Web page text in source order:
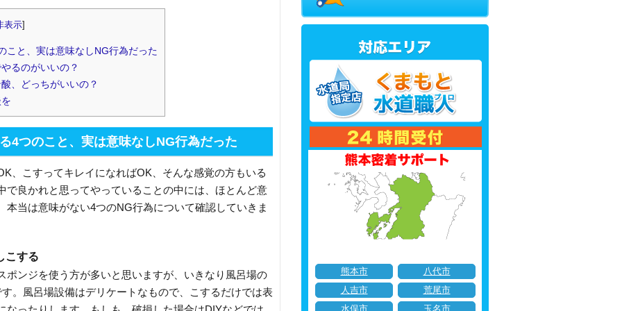
表示]
と、実は意味なしNG行為だった
るのがいいの？
、どっちがいいの？
4つのこと、実は意味なしNG行為だった
、こすってキレイになればOK、そんな感覚の方もいる
で良かれと思ってやっていることの中には、ほとんど意
本当は意味がない4つのNG行為について確認していきま
こする
ポンジを使う方が多いと思いますが、いきなり風呂場の
。風呂場設備はデリケートなもので、こするだけでは表
熊本市
八代市
人吉市
荒尾市
水俣市
玉名市